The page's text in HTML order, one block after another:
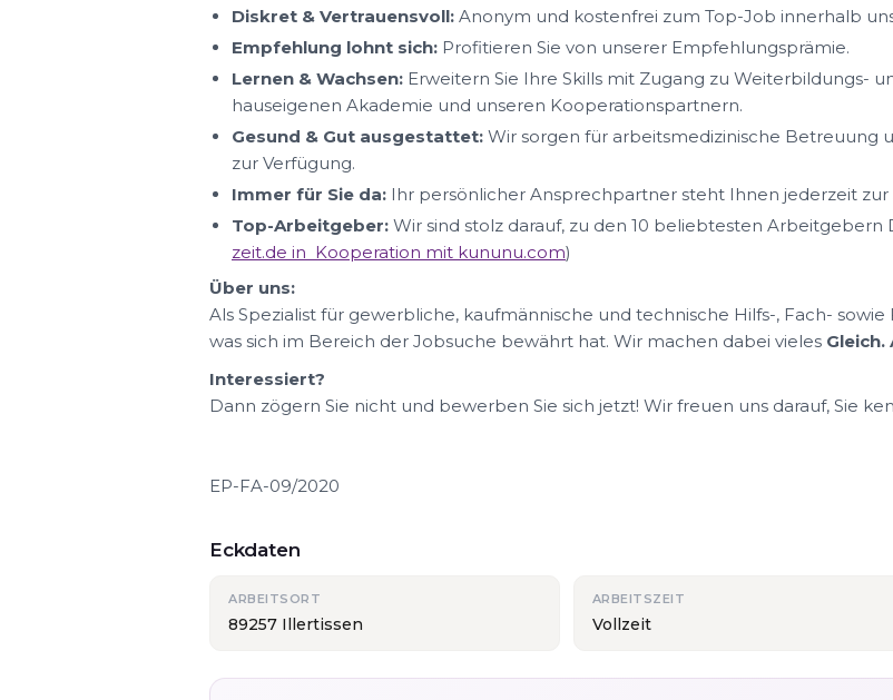
Diskret & Vertrauensvoll: Anonym und kostenfrei zum Top-Job innerhalb
Empfehlung lohnt sich: Profitieren Sie von unserer Empfehlungsprämie.
Lernen & Wachsen: Erweitern Sie Ihre Skills mit Zugang zu Weiterbildungs-
hauseigenen Akademie und unseren Kooperationspartnern.
Gesund & Gut ausgestattet: Wir sorgen für arbeitsmedizinische Betreuung
zur Verfügung.
Immer für Sie da: Ihr persönlicher Ansprechpartner steht Ihnen jederzeit
Top-Arbeitgeber: Wir sind stolz darauf, zu den 10 beliebtesten Arbeitgebern
zeit.de in Kooperation mit kununu.com)
Über uns:
Als Spezialist für gewerbliche, kaufmännische und technische Hilfs-, Fach-
was sich im Bereich der Jobsuche bewährt hat. Wir machen dabei vieles Gleich.
Interessiert?
Dann zögern Sie nicht und bewerben Sie sich jetzt! Wir freuen uns darauf, Sie
EP-FA-09/2020
Eckdaten
ARBEITSORT
89257 Illertissen
ARBEITSZEIT
Vollzeit